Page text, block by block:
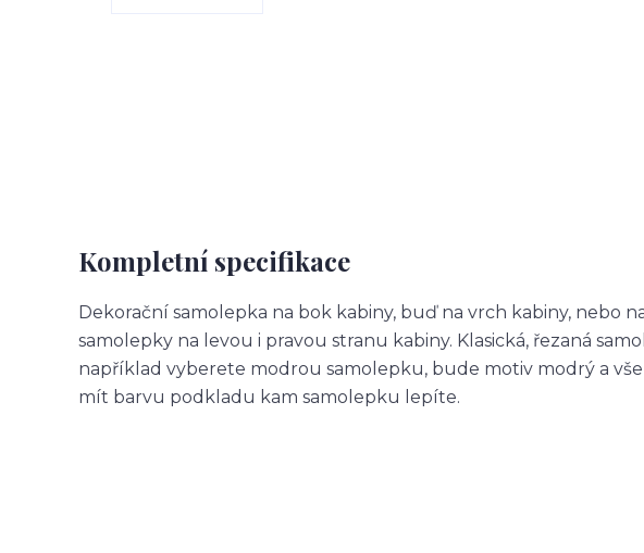
Kompletní specifikace
Dekorační samolepka na bok kabiny, buď na vrch kabiny, nebo
samolepky na levou i pravou stranu kabiny. Klasická, řezaná
například vyberete modrou samolepku, bude motiv modrý a
mít barvu podkladu kam samolepku lepíte.